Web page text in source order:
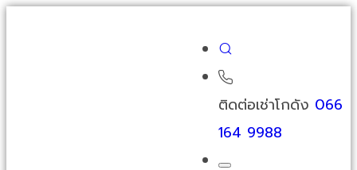
ติดต่อเช่าโกดัง 066
164 9988